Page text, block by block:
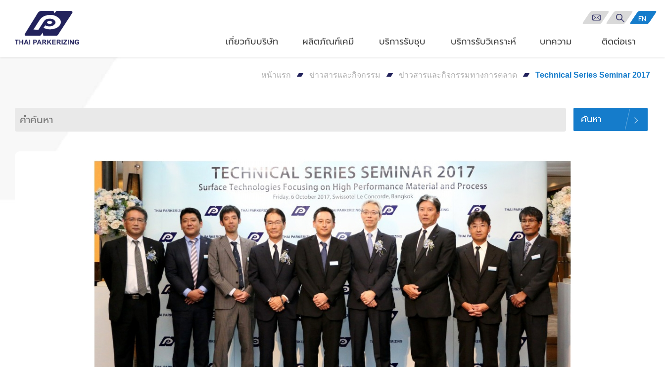
EN
เกี่ยวกับบริษัท ผลิตภัณฑ์เคมี บริการรับชุบ บริการรับวิเคราะห์ บทความ ติดต่อเรา
หน้าแรก ข่าวสารและกิจกรรม ข่าวสารและกิจกรรมทางการตลาด Technical Series Seminar 2017
ค้นหา